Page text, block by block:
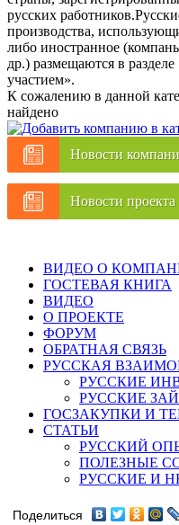
русских
производства,
либо иностранное
др.) размещаются в
участием».
К сожалению в данной
найдено
Новости
Новости проекта
ВИДЕО О
ГОСТЕВАЯ КНИГА
ВИДЕО
О ПРОЕКТЕ
ФОРУМ
ОБРАТНАЯ СВЯЗЬ
РУССКАЯ
РУССКИЕ
РУССКИЕ
ГОСЗАКУПКИ И
СТАТЬИ
РУССКИЙ
ПОЛЕЗНЫЕ
РУССКИЕ И
Поделиться